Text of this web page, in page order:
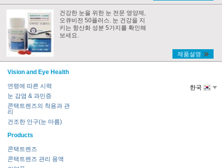
건강한 눈을 위한 눈 전문 영양제,
오큐비전 50플러스. 눈 건강을 지
키는 항산화 성분 5가지를 확인해
보세요.
제품설명
Vision and Eye Health
연령에 따른 시력
눈 감염 & 과민증
콘택트렌즈의 착용과 관
리
건조한 안구(눈 마름)
Products
콘택트렌즈
콘택트렌즈 관리 용액
한국